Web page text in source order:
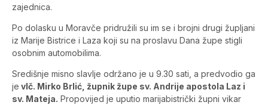
zajednica.
Po dolasku u Moravče pridružili su im se i brojni drugi župljani
iz Marije Bistrice i Laza koji su na proslavu Dana župe stigli
osobnim automobilima.
Središnje misno slavlje održano je u 9.30 sati, a predvodio ga
je vlč. Mirko Brlić, župnik župe sv. Andrije apostola Laz i
sv. Mateja. Propovijed je uputio marijabistrički župni vikar